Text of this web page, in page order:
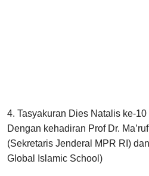
4. Tasyakuran Dies Natalis ke-
Dengan kehadiran Prof Dr.
(Sekretaris Jenderal MPR RI)
Global Islamic School)